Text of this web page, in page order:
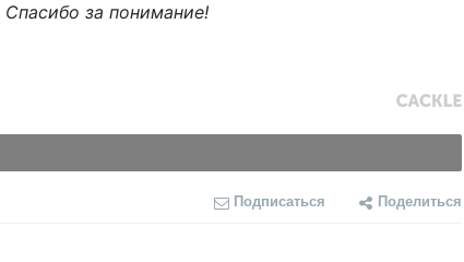
Спасибо за понимание!
Подписаться Поделиться